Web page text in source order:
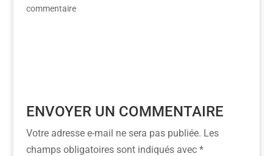
commentaire
ENVOYER UN COMMENTAIRE
Votre adresse e-mail ne sera pas publiée. Les
champs obligatoires sont indiqués avec *